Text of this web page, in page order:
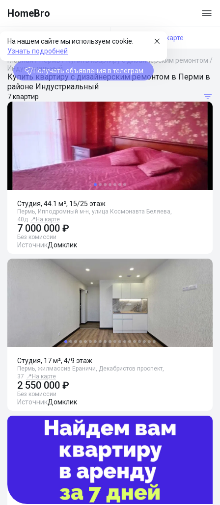
HomeBro
На нашем сайте мы используем cookie.
Узнать подробней
Получать объявления в телеграм
Фильтры На карте
Главная/Пермь/Купить квартиру с дизайнерским ремонтом /
Индустриальный
Купить квартиру с дизайнерским ремонтом в Перми в
районе Индустриальный
7 квартир
Студия, 44.1 м², 15/25 этаж
Пермь, Ипподромный м-н, улица Космонавта Беляева,
40д 📍 На карте
7 000 000 ₽
Без комиссии
ИсточникДомклик
Студия, 17 м², 4/9 этаж
Пермь, жилмассив Ераничи, Декабристов проспект,
37 📍 На карте
2 550 000 ₽
Без комиссии
ИсточникДомклик